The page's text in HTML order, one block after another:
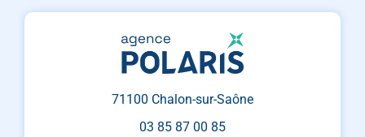
71100 Chalon-sur-Saône
03 85 87 00 85